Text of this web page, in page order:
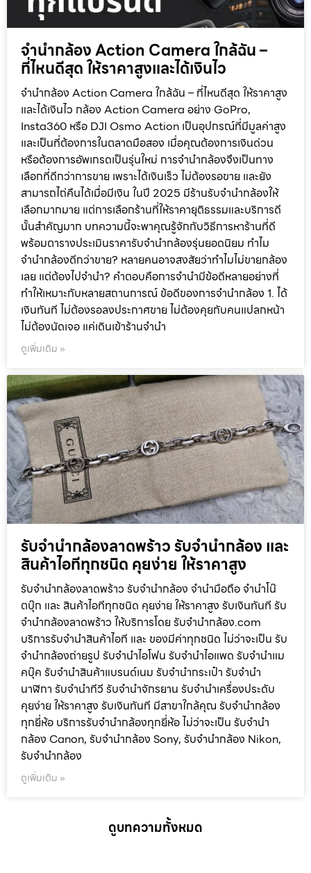
จำนำกล้อง Action Camera ใกล้ฉัน –
ที่ไหนดีสุด ให้ราคาสูงและได้เงินไว
จำนำกล้อง Action Camera ใกล้ฉัน – ที่ไหนดีสุด ให้ราคาสูง
และได้เงินไว กล้อง Action Camera อย่าง GoPro,
Insta360 หรือ DJI Osmo Action เป็นอุปกรณ์ที่มีมูลค่าสูง
และเป็นที่ต้องการในตลาดมือสอง เมื่อคุณต้องการเงินด่วน
หรือต้องการอัพเกรดเป็นรุ่นใหม่ การจำนำกล้องจึงเป็นทาง
เลือกที่ดีกว่าการขาย เพราะได้เงินเร็ว ไม่ต้องรอขาย และยัง
สามารถไถ่คืนได้เมื่อมีเงิน ในปี 2025 มีร้านรับจำนำกล้องให้
เลือกมากมาย แต่การเลือกร้านที่ให้ราคายุติธรรมและบริการดี
นั้นสำคัญมาก บทความนี้จะพาคุณรู้จักกับวิธีการหาร้านที่ดี
พร้อมตารางประเมินราคารับจำนำกล้องรุ่นยอดนิยม ทำไม
จำนำกล้องดีกว่าขาย? หลายคนอาจสงสัยว่าทำไมไม่ขายกล้อง
เลย แต่ต้องไปจำนำ? คำตอบคือการจำนำมีข้อดีหลายอย่างที่
ทำให้เหมาะกับหลายสถานการณ์ ข้อดีของการจำนำกล้อง 1. ได้
เงินทันที ไม่ต้องรอลงประกาศขาย ไม่ต้องคุยกับคนแปลกหน้า
ไม่ต้องนัดเจอ แค่เดินเข้าร้านจำนำ
ดูเพิ่มเติม »
รับจำนำกล้องลาดพร้าว รับจํานํากล้อง และ
สินค้าไอทีทุกชนิด คุยง่าย ให้ราคาสูง
รับจำนำกล้องลาดพร้าว รับจํานํากล้อง จำนำมือถือ จำนำโน๊
ตบุ๊ก และ สินค้าไอทีทุกชนิด คุยง่าย ให้ราคาสูง รับเงินทันที รับ
จำนำกล้องลาดพร้าว ให้บริการโดย รับจํานํากล้อง.com
บริการรับจํานําสินค้าไอที และ ของมีค่าทุกชนิด ไม่ว่าจะเป็น รับ
จํานํากล้องถ่ายรูป รับจํานําไอโฟน รับจํานําไอแพด รับจํานําแม
คบุ๊ค รับจํานําสินค้าแบรนด์เนม รับจํานํากระเป๋า รับจํานํา
นาฬิกา รับจํานําทีวี รับจํานําจักรยาน รับจํานําเครื่องประดับ
คุยง่าย ให้ราคาสูง รับเงินทันที มีสาขาใกล้คุณ รับจำนำกล้อง
ทุกยี่ห้อ บริการรับจำนำกล้องทุกยี่ห้อ ไม่ว่าจะเป็น รับจำนำ
กล้อง Canon, รับจำนำกล้อง Sony, รับจำนำกล้อง Nikon,
รับจำนำกล้อง
ดูเพิ่มเติม »
ดูบทความทั้งหมด